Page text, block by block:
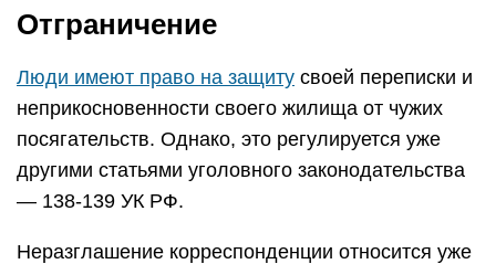
Отграничение
Люди имеют право на защиту своей переписки и
неприкосновенности своего жилища от чужих
посягательств. Однако, это регулируется уже
другими статьями уголовного законодательства
— 138-139 УК РФ.
Неразглашение корреспонденции относится уже